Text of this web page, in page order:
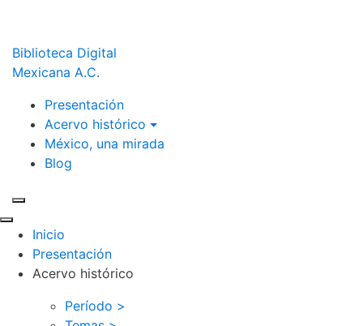
Biblioteca Digital
Mexicana A.C.
Presentación
Acervo histórico
México, una mirada
Blog
Inicio
Presentación
Acervo histórico
Período >